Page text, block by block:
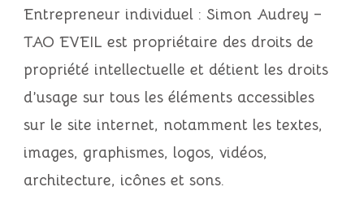
Entrepreneur individuel : Simon Audrey –
TAO EVEIL est propriétaire des droits de
propriété intellectuelle et détient les droits
d’usage sur tous les éléments accessibles
sur le site internet, notamment les textes,
images, graphismes, logos, vidéos,
architecture, icônes et sons.